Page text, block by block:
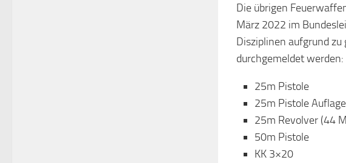
Die übrigen
März 2022 im
Disziplinen aufgrund
durchgemeldet werden:
25m Pistole
25m Pistole Auflage
25m Revolver (44
50m Pistole
KK 3×20